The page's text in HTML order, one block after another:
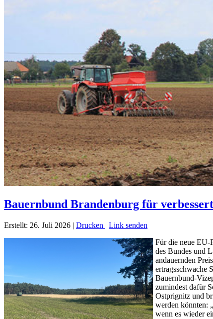
Bauernbund Brandenburg für
Erstellt: 26. Juli 2026 | Drucken | Link senden
Für die neue EU-
des Bundes und
andauernden
ertragsschwache
Bauernbund-
zumindest dafür
Ostprignitz und
werden könnten:
wenn es wieder